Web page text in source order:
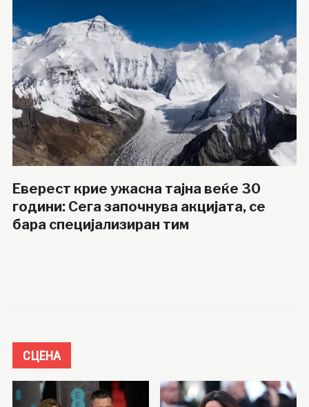
Еверест крие ужасна тајна веќе 30
години: Сега започнува акцијата, се
бара специјализиран тим
СЦЕНА